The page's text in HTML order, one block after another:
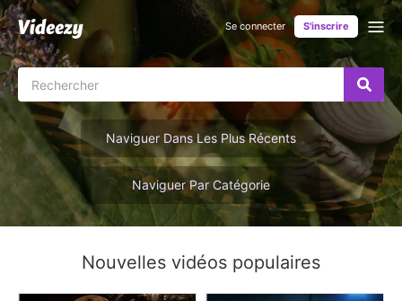
Se connecter S'inscrire
Naviguer Dans Les Plus Récents
Naviguer Par Catégorie
Nouvelles vidéos populaires